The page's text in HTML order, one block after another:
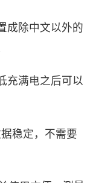
成除中文以外的
充满电之后可以
稳定，不需要